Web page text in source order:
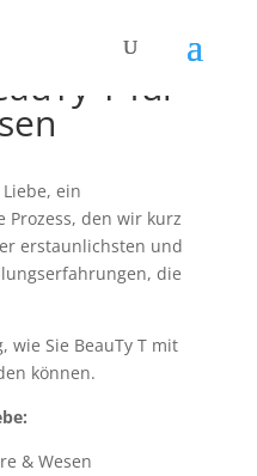
T für
ein
Prozess, den wir kurz
erstaunlichsten und
die
wie Sie BeauTy T mit
können.
& Wesen